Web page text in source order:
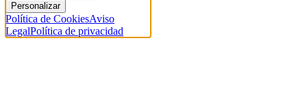
Personalizar
Política de CookiesAviso
LegalPolítica de privacidad